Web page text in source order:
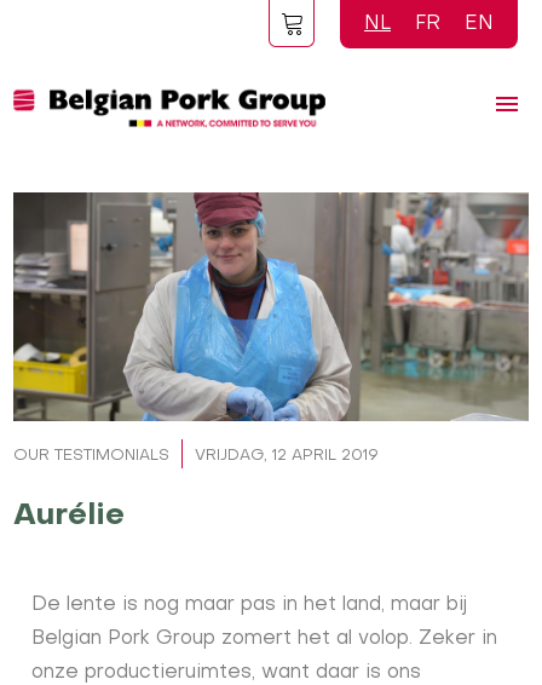
inhoud
NL FR EN
OUR TESTIMONIALS VRIJDAG, 12 APRIL 2019
Aurélie
De lente is nog maar pas in het land, maar bij
Belgian Pork Group zomert het al volop. Zeker in
onze productieruimtes, want daar is ons